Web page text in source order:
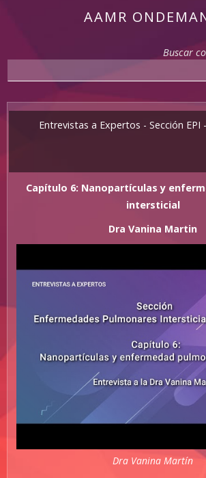
AAMR
Buscar
Entrevistas a Expertos - Sección EPI
Capítulo 6: Nanopartículas y
intersticial
Dra Vanina Martin
Dra Vanina Martín